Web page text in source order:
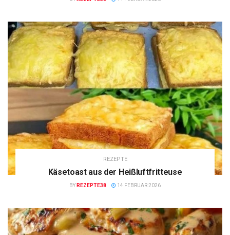
REZEPTE
Käsetoast aus der Heißluftfritteuse
BY REZEPTE38 14 FEBRUAR 2026